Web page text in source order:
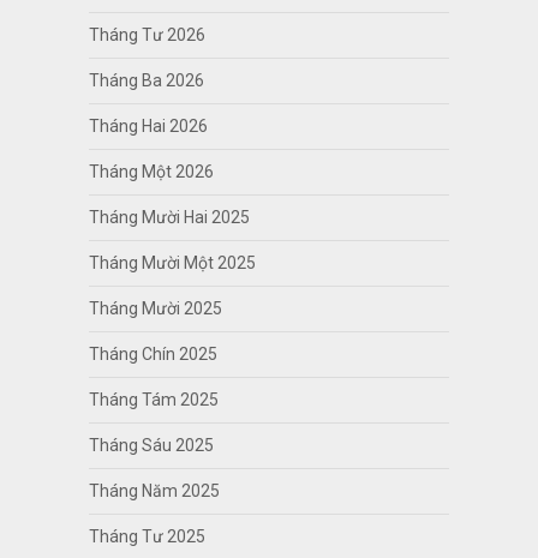
Tháng Tư 2026
Tháng Ba 2026
Tháng Hai 2026
Tháng Một 2026
Tháng Mười Hai 2025
Tháng Mười Một 2025
Tháng Mười 2025
Tháng Chín 2025
Tháng Tám 2025
Tháng Sáu 2025
Tháng Năm 2025
Tháng Tư 2025